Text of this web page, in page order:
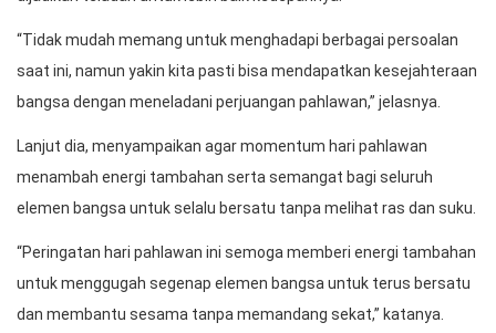
“Tidak mudah memang untuk menghadapi berbagai persoalan
saat ini, namun yakin kita pasti bisa mendapatkan kesejahteraan
bangsa dengan meneladani perjuangan pahlawan,” jelasnya.
Lanjut dia, menyampaikan agar momentum hari pahlawan
menambah energi tambahan serta semangat bagi seluruh
elemen bangsa untuk selalu bersatu tanpa melihat ras dan suku.
“Peringatan hari pahlawan ini semoga memberi energi tambahan
untuk menggugah segenap elemen bangsa untuk terus bersatu
dan membantu sesama tanpa memandang sekat,” katanya.